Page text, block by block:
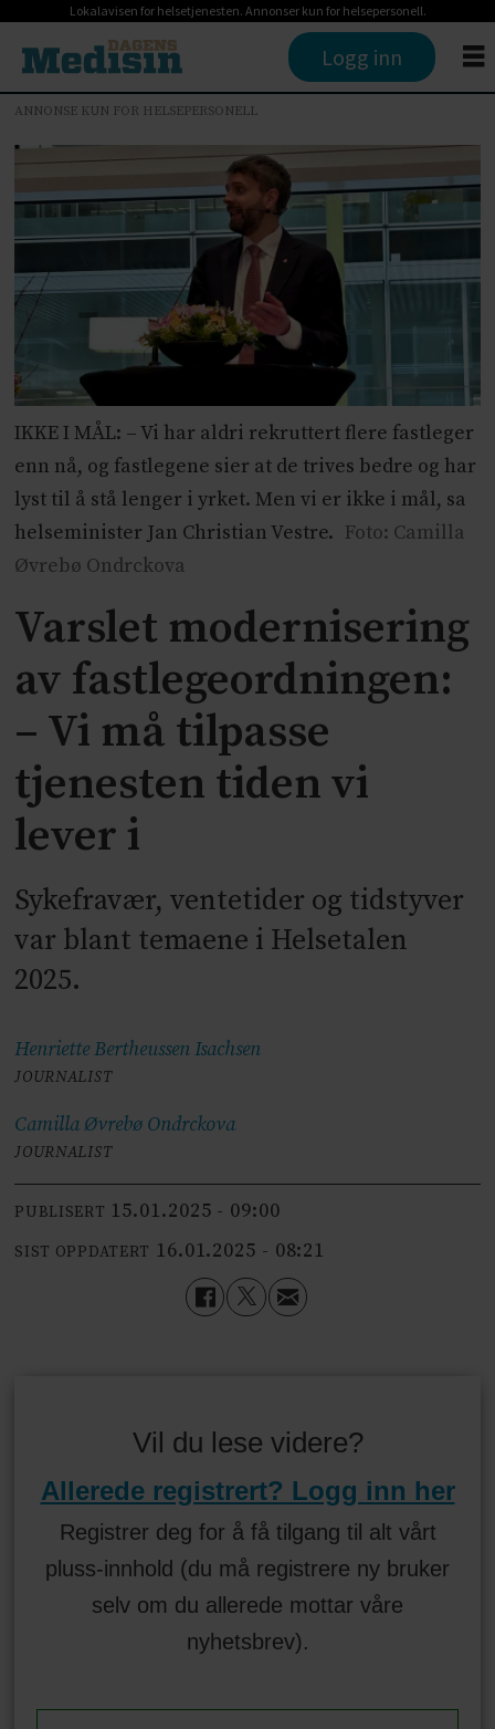
Lokalavisen for helsetjenesten. Annonser kun for helsepersonell.
Logg inn
ANNONSE KUN FOR HELSEPERSONELL
IKKE I MÅL: – Vi har aldri rekruttert flere fastleger
enn nå, og fastlegene sier at de trives bedre og har
lyst til å stå lenger i yrket. Men vi er ikke i mål, sa
helseminister Jan Christian Vestre. Foto: Camilla
Øvrebø Ondrckova
Varslet modernisering
av fastlegeordningen:
– Vi må tilpasse
tjenesten tiden vi
lever i
Sykefravær, ventetider og tidstyver
var blant temaene i Helsetalen
2025.
Henriette BertheussenIsachsen
JOURNALIST
Camilla Øvrebø Ondrckova
JOURNALIST
PUBLISERT 15.01.2025 - 09:00
SIST OPPDATERT 16.01.2025 - 08:21
Vil du lese videre?
Allerede registrert? Logg inn her
Registrer deg for å få tilgang til alt vårt
pluss-innhold (du må registrere ny bruker
selv om du allerede mottar våre
nyhetsbrev).